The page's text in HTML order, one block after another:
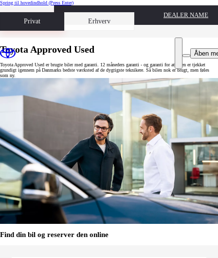
Spring til hovedindhold (Press Enter)
Privat Erhverv
Book prøvetur
DEALER NAME
Åben
Toyota Approved Used
Toyota Approved Used er brugte biler med garanti. 12 måneders garanti - og garanti for at bilen er tjekket
grundigt igennem på Danmarks bedste værksted af de dygtigste teknikere. Så bilen nok er brugt, men føles
som ny.
Find din bil og reserver den online